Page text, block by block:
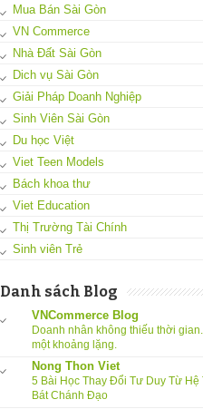
Mua Bán Sài Gòn
VN Commerce
Nhà Đất Sài Gòn
Dich vụ Sài Gòn
Giải Pháp Doanh Nghiệp
Sinh Viên Sài Gòn
Du học Việt
Viet Teen Models
Bách khoa thư
Viet Education
Thị Trường Tài Chính
Sinh viên Trẻ
Danh sách Blog
VNCommerce Blog
Doanh nhân không thiếu thời
một khoảng lặng.
Nong Thon Viet
5 Bài Học Thay Đổi Tư Duy Từ Hệ
Bát Chánh Đạo